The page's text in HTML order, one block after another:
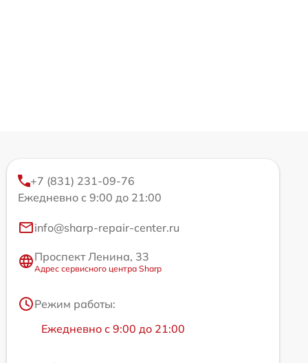
+7 (831) 231-09-76
Ежедневно с 9:00 до 21:00
info@sharp-repair-center.ru
Проспект Ленина, 33
Адрес сервисного центра Sharp
Режим работы:
Ежедневно с 9:00 до 21:00